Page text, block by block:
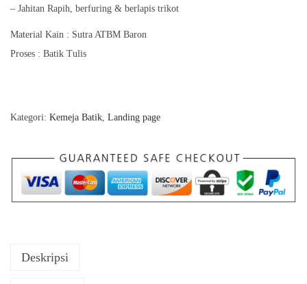
– Jahitan Rapih, berfuring & berlapis trikot
Material Kain : Sutra ATBM Baron
Proses : Batik Tulis
Kategori: Kemeja Batik, Landing page
Deskripsi